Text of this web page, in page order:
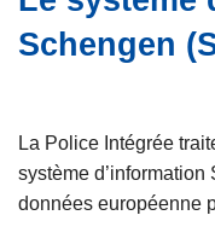
e
Schengen
La Police Intégrée
système
données européenne